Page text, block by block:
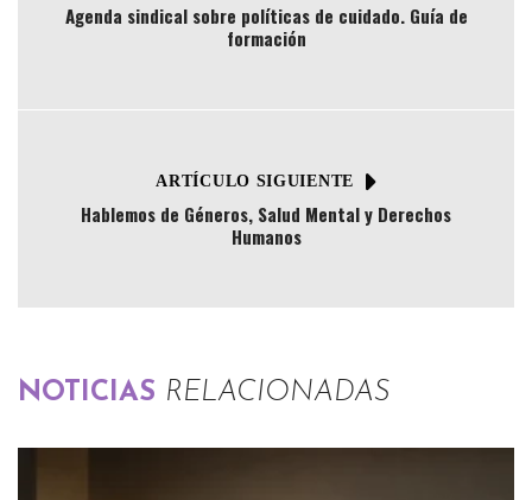
Agenda sindical sobre políticas de cuidado. Guía de
formación
ARTÍCULO SIGUIENTE
Hablemos de Géneros, Salud Mental y Derechos
Humanos
NOTICIAS RELACIONADAS